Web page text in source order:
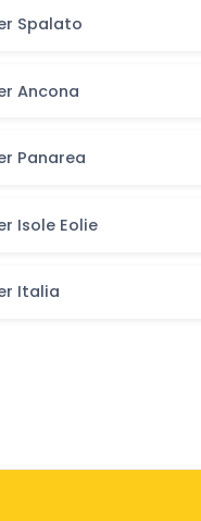
Spalato
Ancona
Panarea
Isole Eolie
Italia